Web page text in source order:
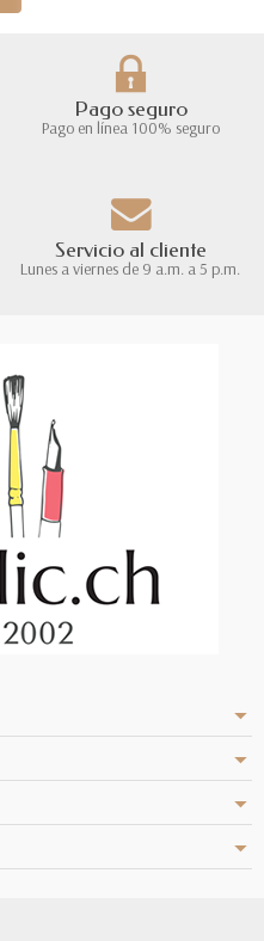
Pago seguro
Pago en línea 100% seguro
Servicio al cliente
Lunes a viernes de 9 a.m. a 5 p.m.